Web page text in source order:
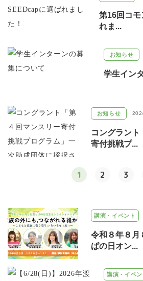
第16回コ
れま...
お知らせ
学生イン
お知らせ
コングラント
寄付挑戦プ...
1 2 3
講演・イベント
令和８年８月
ぱの日オン...
講演・イベン